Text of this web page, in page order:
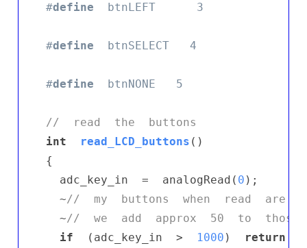
#define
  btnLEFT      3
#define
  btnSELECT   4
#define
  btnNONE   5
//  read  the  buttons
int
read_LCD_buttons ()
{
  adc_key_in  =  analogRead(
0
  ~
//  my  buttons  when  read  are
  ~
//  we  add  approx  50  to
if
  (adc_key_in  >
1000 ) return